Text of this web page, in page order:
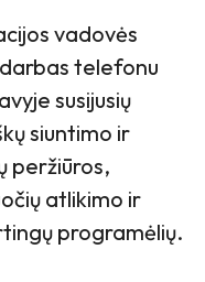
vadovės
telefonu
susijusių
siuntimo ir
peržiūros,
atlikimo ir
programėlių.